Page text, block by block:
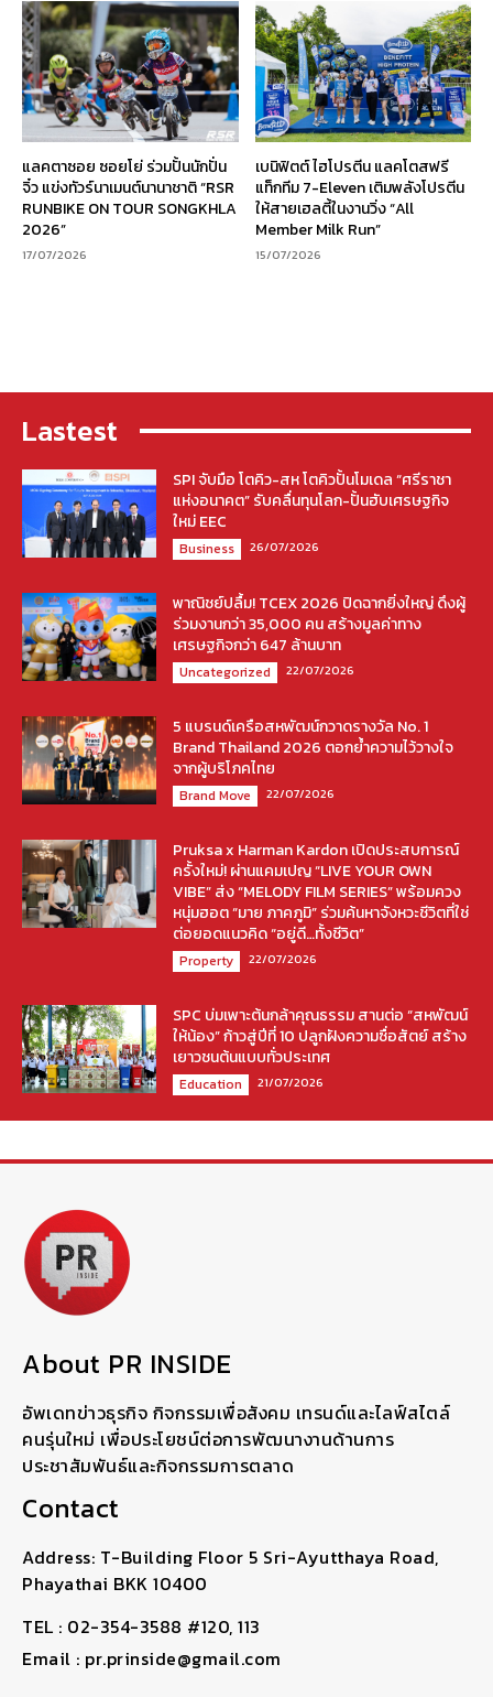
แลคตาซอย ซอยโย่ ร่วมปั้นนักปั่น
จิ๋ว แข่งทัวร์นาเมนต์นานาชาติ “RSR
RUNBIKE ON TOUR SONGKHLA
2026”
17/07/2026
เบนิฟิตต์ ไฮโปรตีน แลคโตสฟรี
แท็กทีม 7-Eleven เติมพลังโปรตีน
ให้สายเฮลตี้ในงานวิ่ง “All
Member Milk Run”
15/07/2026
Lastest
SPI จับมือ โตคิว-สห โตคิวปั้นโมเดล “ศรีราชา
แห่งอนาคต” รับคลื่นทุนโลก-ปั้นฮับเศรษฐกิจ
ใหม่ EEC
Business 26/07/2026
พาณิชย์ปลื้ม! TCEX 2026 ปิดฉากยิ่งใหญ่ ดึงผู้
ร่วมงานกว่า 35,000 คน สร้างมูลค่าทาง
เศรษฐกิจกว่า 647 ล้านบาท
Uncategorized 22/07/2026
5 แบรนด์เครือสหพัฒน์กวาดรางวัล No. 1
Brand Thailand 2026 ตอกย้ำความไว้วางใจ
จากผู้บริโภคไทย
Brand Move 22/07/2026
Pruksa x Harman Kardon เปิดประสบการณ์
ครั้งใหม่! ผ่านแคมเปญ “LIVE YOUR OWN
VIBE” ส่ง “MELODY FILM SERIES” พร้อมควง
หนุ่มฮอต “มาย ภาคภูมิ” ร่วมค้นหาจังหวะชีวิตที่ใช่
ต่อยอดแนวคิด “อยู่ดี…ทั้งชีวิต”
Property 22/07/2026
SPC บ่มเพาะต้นกล้าคุณธรรม สานต่อ “สหพัฒน์
ให้น้อง” ก้าวสู่ปีที่ 10 ปลูกฝังความซื่อสัตย์ สร้าง
เยาวชนต้นแบบทั่วประเทศ
Education 21/07/2026
About PR INSIDE
อัพเดทข่าวธุรกิจ กิจกรรมเพื่อสังคม เทรนด์และไลฟ์สไตล์
คนรุ่นใหม่ เพื่อประโยชน์ต่อการพัฒนางานด้านการ
ประชาสัมพันธ์และกิจกรรมการตลาด
Contact
Address: T-Building Floor 5 Sri-Ayutthaya Road,
Phayathai BKK 10400
TEL : 02-354-3588 #120, 113
Email : pr.prinside@gmail.com